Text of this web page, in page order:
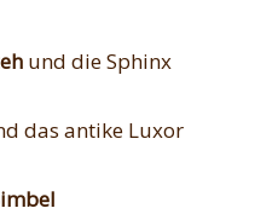
und die Sphinx
das antike Luxor